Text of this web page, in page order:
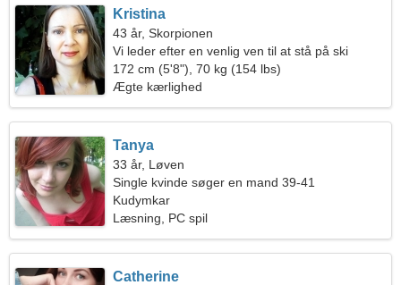
Kristina
43 år, Skorpionen
Vi leder efter en venlig ven til at stå på ski
sammen
172 cm (5'8"), 70 kg (154 lbs)
Ægte kærlighed
Tanya
33 år, Løven
Single kvinde søger en mand 39-41
Kudymkar
Læsning, PC spil
Catherine